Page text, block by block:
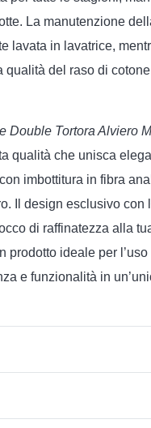
La manutenzione
lavata in lavatrice,
qualità del raso di
Double Tortora Alviero
qualità che unisca
imbottitura in fibra
Il design esclusivo con
di raffinatezza alla
prodotto ideale per
e funzionalità in